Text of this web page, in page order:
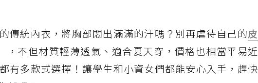
傳統內衣，將胸部悶出滿滿的汗嗎？別再虐待自己的皮
」，不但材質輕薄透氣、適合夏天穿，價格也相當平易近
有多款式選擇！讓學生和小資女們都能安心入手，趕快